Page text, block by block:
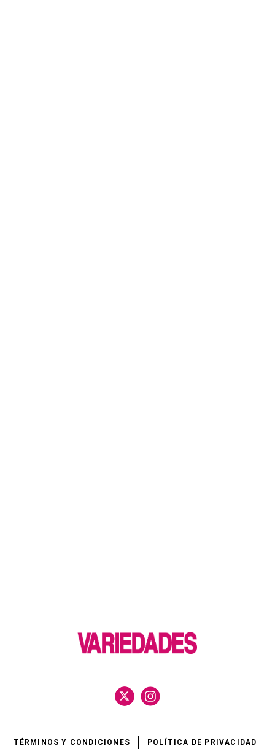
TÉRMINOS Y CONDICIONES POLÍTICA DE PRIVACIDAD